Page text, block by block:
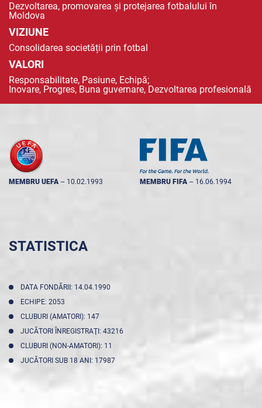
Dezvoltarea, promovarea și protejarea fotbalului în
Moldova
VIZIUNE
Consolidarea societății prin fotbal
VALORI
Responsabilitate, Pasiune, Echipă;
Inovare, Progres, Buna guvernare, Dezvoltarea profesională
MEMBRU UEFA -- 10.02.1993 MEMBRU FIFA -- 16.06.1994
STATISTICA
DATA FONDĂRII: 14.04.1990
ECHIPE: 2053
CLUBURI (AMATORI): 147
JUCĂTORI ÎNREGISTRAŢI: 43216
CLUBURI (NON-AMATORI): 11
JUCĂTORI SUB 18 ANI: 17987